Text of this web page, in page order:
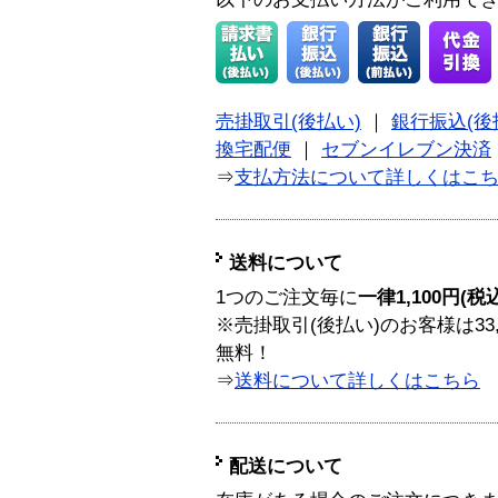
売掛取引(後払い)
銀行振込(後
換宅配便
セブンイレブン決済
⇒支払方法について詳しくはこ
送料について
1つのご注文毎に一律1,100円(税
※売掛取引(後払い)のお客様は
無料！
⇒送料について詳しくはこちら
配送について